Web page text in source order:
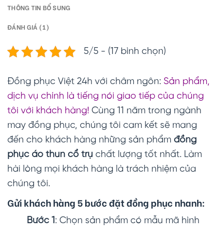
THÔNG TIN BỔ SUNG
ĐÁNH GIÁ (1)
5/5 - (17 bình chọn)
Đồng phục Việt 24h với châm ngôn: Sản phẩm,
dịch vụ chính là tiếng nói giao tiếp của chúng
tôi với khách hàng! Cùng 11 năm trong ngành
may đồng phục, chúng tôi cam kết sẽ mang
đến cho khách hàng những sản phẩm đồng
phục áo thun cổ trụ chất lượng tốt nhất. Làm
hài lòng mọi khách hàng là trách nhiệm của
chúng tôi.
Gửi khách hàng 5 bước đặt đồng phục nhanh:
Bước 1: Chọn sản phẩm có mẫu mã hình